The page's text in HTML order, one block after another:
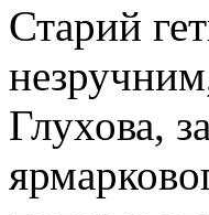
Старий
Глухова,